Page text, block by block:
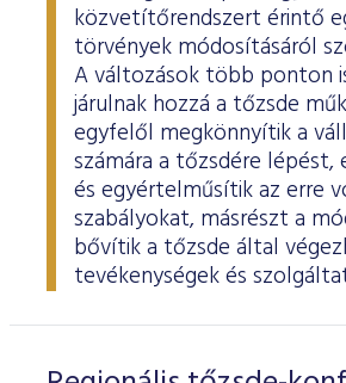
ESG Útmutató
közvetítőrendszert érintő
törvények módosításáról
A változások több ponton
járulnak hozzá a tőzsde
egyfelől megkönnyítik a
számára a tőzsdére lépést,
és egyértelműsítik az erre
szabályokat, másrészt a
bővítik a tőzsde által
tevékenységek és